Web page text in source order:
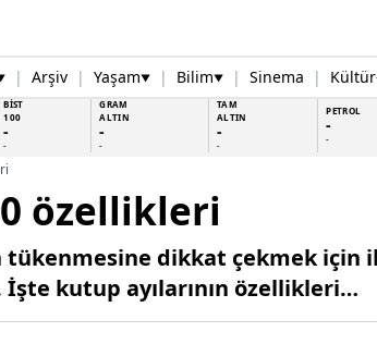
| Arşiv | Yaşam▼ | Bilim▼ | Sinema |
BİST
100
-
-
GRAM
ALTIN
-
-
TAM
ALTIN
-
-
PETROL
-
-
özellikleri
tükenmesine dikkat çekmek
kutup ayılarının özellikleri…